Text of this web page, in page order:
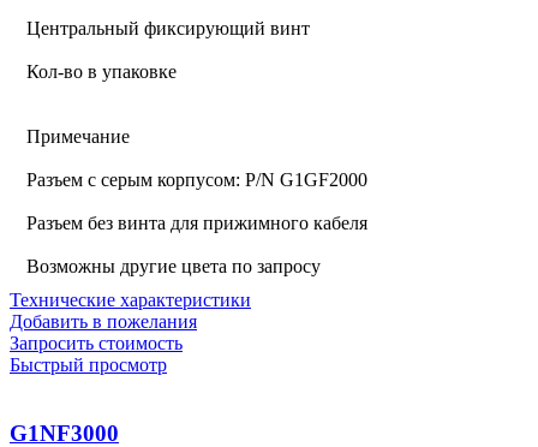
Центральный фиксирующий винт
Кол-во в упаковке
Примечание
Разъем с серым корпусом: P/N G1GF2000
Разъем без винта для прижимного кабеля
Возможны другие цвета по запросу
Технические характеристики
Добавить в пожелания
Запросить стоимость
Быстрый просмотр
G1NF3000